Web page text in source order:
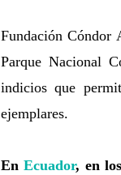
Fundación
Parque Nacional
indicios que
ejemplares.
EnEcuador, en